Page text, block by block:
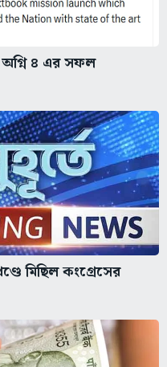
অগ্নি ৪ এর সফল
মিছিল কংগ্রেসের